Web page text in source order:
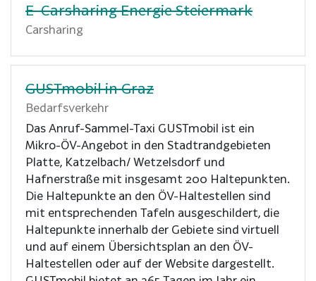
E-Carsharing Energie Steiermark
Carsharing
GUSTmobil in Graz
Bedarfsverkehr
Das Anruf-Sammel-Taxi GUSTmobil ist ein
Mikro-ÖV-Angebot in den Stadtrandgebieten
Platte, Katzelbach/ Wetzelsdorf und
Hafnerstraße mit insgesamt 200 Haltepunkten.
Die Haltepunkte an den ÖV-Haltestellen sind
mit entsprechenden Tafeln ausgeschildert, die
Haltepunkte innerhalb der Gebiete sind virtuell
und auf einem Übersichtsplan an den ÖV-
Haltestellen oder auf der Website dargestellt.